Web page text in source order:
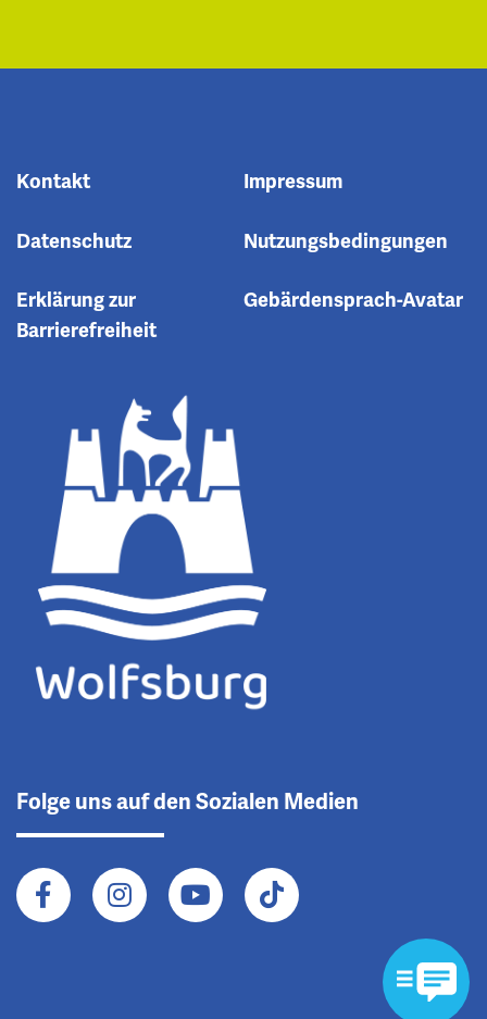
Kontakt Impressum
Datenschutz Nutzungsbedingungen
Erklärung zur
Barrierefreiheit
Gebärdensprach-Avatar
Folge uns auf den Sozialen Medien